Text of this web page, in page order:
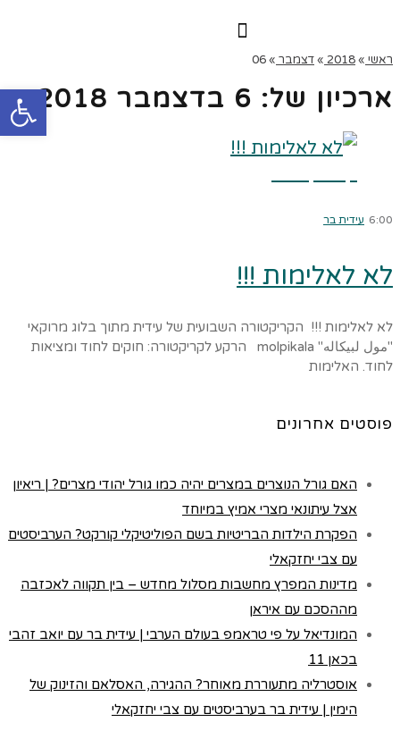
ראשי »
2018
»דצמבר »
06
ארכיון של: 6 בדצמבר 2018
6:00 עידית בר
לא לאלימות !!!
לא לאלימות !!! הקריקטורה השבועית של עידית מתוך בלוג מרוקאי
"مول لبيكاله" molpikala הרקע לקריקטורה: חוקים לחוד ומציאות
לחוד. האלימות
פוסטים אחרונים
האם גורל הנוצרים במצרים יהיה כמו גורל יהודי מצרים? | ריאיון
אצל עיתונאי מצרי אמיץ במיוחד
הפקרת הילדות הבריטיות בשם הפוליטיקלי קורקט? הערביסטים
עם צבי יחזקאלי
מדינות המפרץ מחשבות מסלול מחדש – בין תקווה לאכזבה
מההסכם עם איראן
המונדיאל על פי טראמפ בעולם הערבי | עידית בר עם יואב זהבי
בכאן 11
אוסטרליה מתעוררת מאוחר? ההגירה, האסלאם והזינוק של
הימין | עידית בר בערביסטים עם צבי יחזקאלי